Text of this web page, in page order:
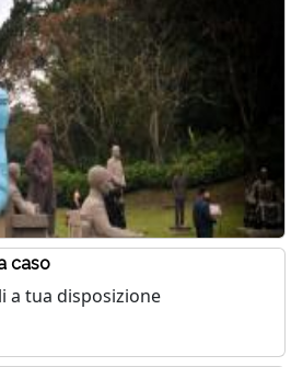
caso
a tua disposizione